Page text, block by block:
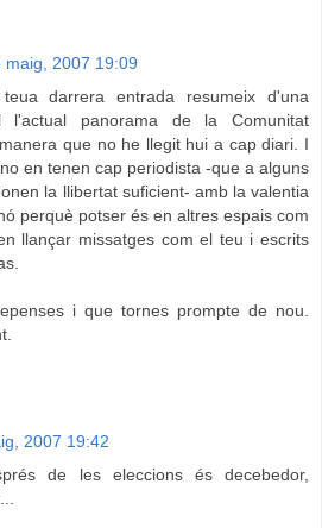
maig, 2007 19:09
darrera entrada resumeix d'una
l'actual panorama de la Comunitat
que no he llegit hui a cap diari. I
en tenen cap periodista -que a alguns
la llibertat suficient- amb la valentia
perquè potser és en altres espais com
llançar missatges com el teu i escrits
i que tornes prompte de nou.
2007 19:42
de les eleccions és decebedor,